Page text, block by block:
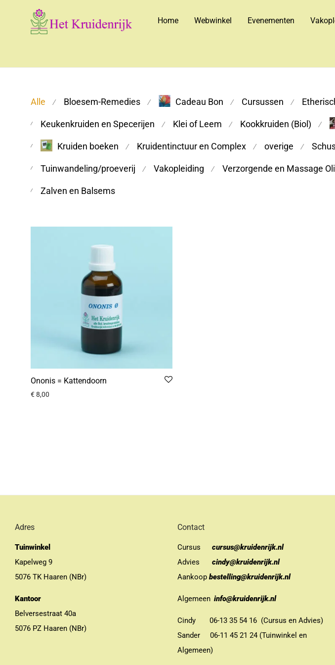
Home Webwinkel Evenementen
Alle ⁄ Bloesem-Remedies ⁄ Cadeau Bon ⁄ Cursussen ⁄
⁄ Keukenkruiden en Specerijen ⁄ Klei of Leem ⁄ Kookkruiden (Biol) ⁄
⁄ Kruiden boeken ⁄ Kruidentinctuur en Complex ⁄ overige ⁄
⁄ Tuinwandeling/proeverij ⁄ Vakopleiding ⁄ Verzorgende en Massage
⁄ Zalven en Balsems
Ononis = Kattendoorn
€8,00
Adres
Tuinwinkel
Kapelweg 9
5076 TK Haaren (NBr)
Kantoor
Belversestraat 40a
5076 PZ Haaren (NBr)
Contact
Cursus
cursus@kruidenrijk.nl
Advies
cindy@kruidenrijk.nl
Aankoop bestelling@kruidenrijk.nl
Algemeen info@kruidenrijk.nl
Cindy 06-13 35 54 16 (Cursus en Advies)
Sander 06-11 45 21 24 (Tuinwinkel en
Algemeen)